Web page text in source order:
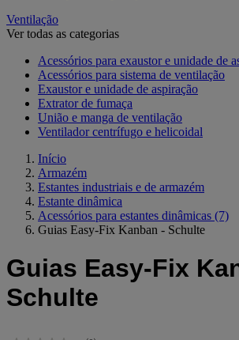
Ventilação
Ver todas as categorias
Acessórios para exaustor e unidade de
Acessórios para sistema de ventilação
Exaustor e unidade de aspiração
Extrator de fumaça
União e manga de ventilação
Ventilador centrífugo e helicoidal
Início
Armazém
Estantes industriais e de armazém
Estante dinâmica
Acessórios para estantes dinâmicas (7)
Guias Easy-Fix Kanban - Schulte
Guias Easy-Fix
Schulte